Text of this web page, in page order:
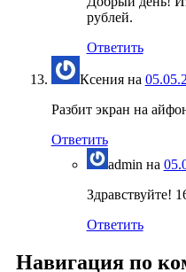
рублей.
Ответить
Ксенияна
Разбит экран на
Ответить
admin на
Здравствуйте!
Ответить
Навигация по